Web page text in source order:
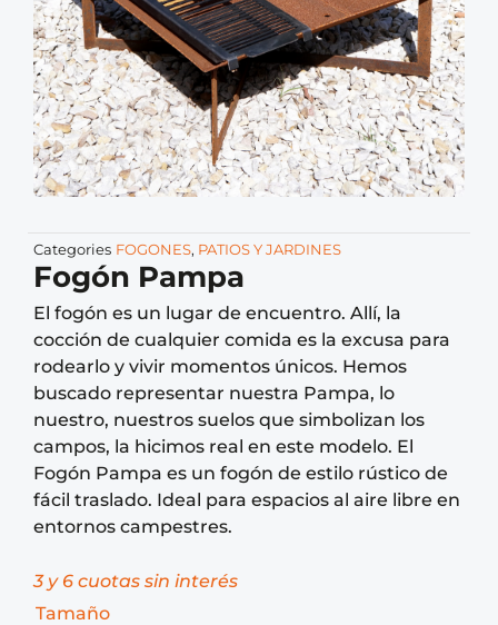
Categories FOGONES, PATIOS Y JARDINES
Fogón Pampa
El fogón es un lugar de encuentro. Allí, la
cocción de cualquier comida es la excusa para
rodearlo y vivir momentos únicos. Hemos
buscado representar nuestra Pampa, lo
nuestro, nuestros suelos que simbolizan los
campos, la hicimos real en este modelo. El
Fogón Pampa es un fogón de estilo rústico de
fácil traslado. Ideal para espacios al aire libre en
entornos campestres.
3 y 6 cuotas sin interés
Tamaño